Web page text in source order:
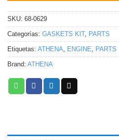
SKU: 68-0629
Categorías: GASKETS KIT, PARTS
Etiquetas: ATHENA, ENGINE, PARTS
Brand: ATHENA